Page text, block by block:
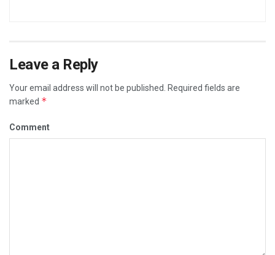
Leave a Reply
Your email address will not be published.
Required fields are
marked *
Comment